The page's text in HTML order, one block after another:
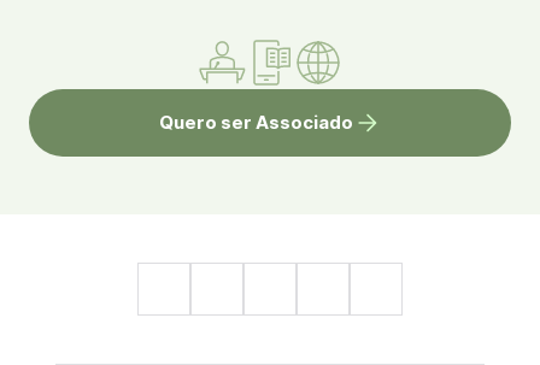
Quero ser Associado